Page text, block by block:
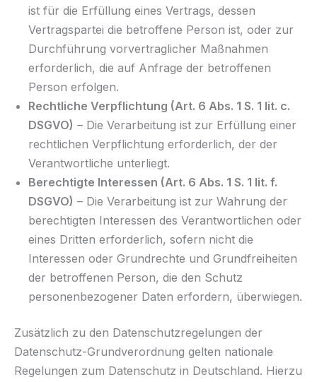
ist für die Erfüllung eines Vertrags, dessen
Vertragspartei die betroffene Person ist, oder zur
Durchführung vorvertraglicher Maßnahmen
erforderlich, die auf Anfrage der betroffenen
Person erfolgen.
Rechtliche Verpflichtung (Art. 6 Abs. 1 S. 1 lit. c.
DSGVO) – Die Verarbeitung ist zur Erfüllung einer
rechtlichen Verpflichtung erforderlich, der der
Verantwortliche unterliegt.
Berechtigte Interessen (Art. 6 Abs. 1 S. 1 lit. f.
DSGVO) – Die Verarbeitung ist zur Wahrung der
berechtigten Interessen des Verantwortlichen oder
eines Dritten erforderlich, sofern nicht die
Interessen oder Grundrechte und Grundfreiheiten
der betroffenen Person, die den Schutz
personenbezogener Daten erfordern, überwiegen.
Zusätzlich zu den Datenschutzregelungen der
Datenschutz-Grundverordnung gelten nationale
Regelungen zum Datenschutz in Deutschland. Hierzu